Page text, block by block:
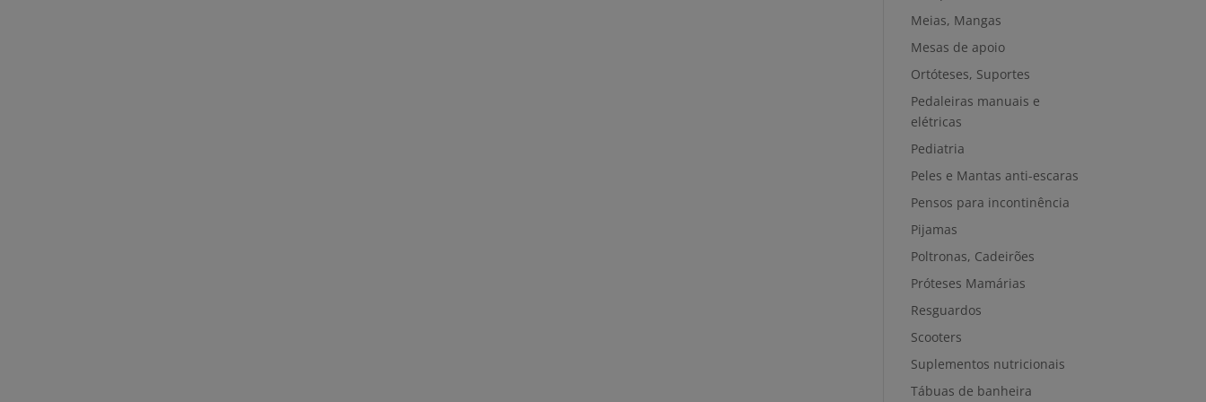
Meias, Mangas
Mesas de apoio
Ortóteses, Suportes
Pedaleiras manuais e
elétricas
Pediatria
Peles e Mantas anti-escaras
Pensos para incontinência
Pijamas
Poltronas, Cadeirões
Próteses Mamárias
Resguardos
Scooters
Suplementos nutricionais
Tábuas de banheira